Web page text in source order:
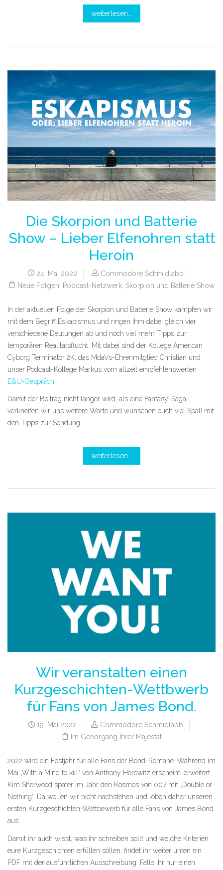
weiterlesen...
Die Skorpion und Batterie
Show – Lieber Elfenohren statt
Heroin
24. Mai 2022
Commodore Schmidlabb
Neue Folgen
Podcast-Netzwerk Skorpion und Batterie Show
In der aktuellen Folge der Skorpion und Batterie Show kämpfen wir
mit dem Begriff Eskapismus und ringen ihm dabei gleich vier
verschiedene Deutungen ab und noch viel mehr Tipps zur
temporären Realitätsflucht. Mit dabei sind der Kollege American
Cyborg Terminator 2K, das MdaVs-Ehrenmitglied Christian und
unser Podcast-Kollege Markus vom allzeit empfehlenswerten
E&U-Gespräch
Damit der Beitrag nicht länger wird, als eine Fantasy-Saga,
verkneifen wir uns weitere Worte und wünschen euch viel Spaß mit
den Tipps zur Sendung.
weiterlesen...
Wir veranstalten einen
Kurzgeschichten-Wettbwerb
für Fans von James Bond.
19. Mai 2022
Commodore Schmidlabb
Im Gehörgang Ihrer Majestät
2022 wird ein Festjahr für alle Fans der Bond-Romane. Während im
Mai „With a Mind to kill“ von Anthony Horowitz erscheint, erweitert
Kim Sherwood später im Jahr den Kosmos von 007 mit „Double or
Nothing“. Da wollen wir nicht nachstehen und loben daher unseren
ersten Kurzgeschichten-Wettbewerb für alle Fans von James Bond
aus.
Damit ihr auch wisst, was ihr schreiben sollt und welche Kriterien
eure Kurzgeschichten erfüllen sollen, findet ihr weiter unten ein
PDF mit der ausführlichen Ausschreibung. Falls ihr nur einen